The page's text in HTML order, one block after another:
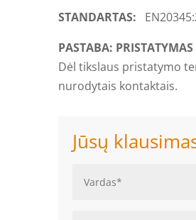
STANDARTAS:
PASTABA:
Dėl tikslaus pristatymo
nurodytais kontaktais.
Jūsų